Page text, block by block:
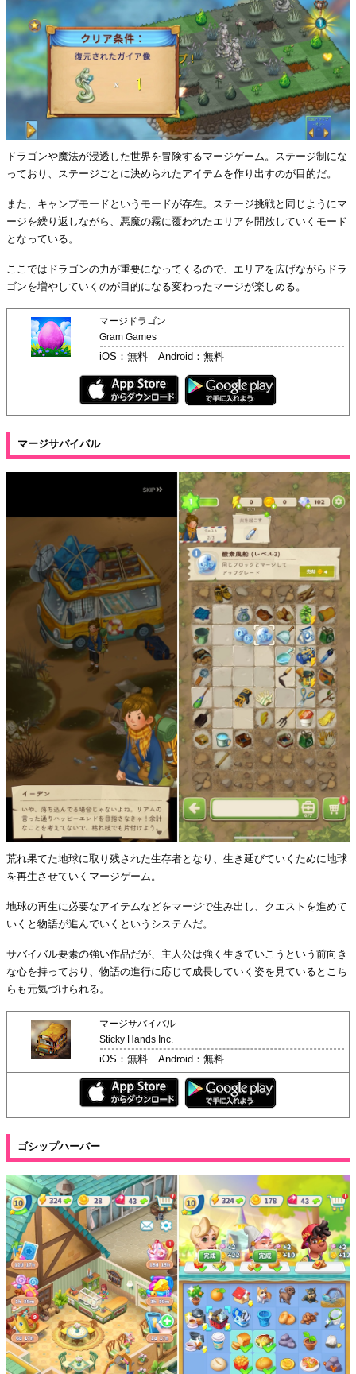
ドラゴンや魔法が浸透した世界を冒険するマージゲーム。ステージ制にな
っており、ステージごとに決められたアイテムを作り出すのが目的だ。
また、キャンプモードというモードが存在。ステージ挑戦と同じようにマ
ージを繰り返しながら、悪魔の霧に覆われたエリアを開放していくモード
となっている。
ここではドラゴンの力が重要になってくるので、エリアを広げながらドラ
ゴンを増やしていくのが目的になる変わったマージが楽しめる。
マージドラゴン
Gram Games
iOS：無料 Android：無料
マージサバイバル
荒れ果てた地球に取り残された生存者となり、生き延びていくために地球
を再生させていくマージゲーム。
地球の再生に必要なアイテムなどをマージで生み出し、クエストを進めて
いくと物語が進んでいくというシステムだ。
サバイバル要素の強い作品だが、主人公は強く生きていこうという前向き
な心を持っており、物語の進行に応じて成長していく姿を見ているとこち
らも元気づけられる。
マージサバイバル
Sticky Hands Inc.
iOS：無料 Android：無料
ゴシップハーバー